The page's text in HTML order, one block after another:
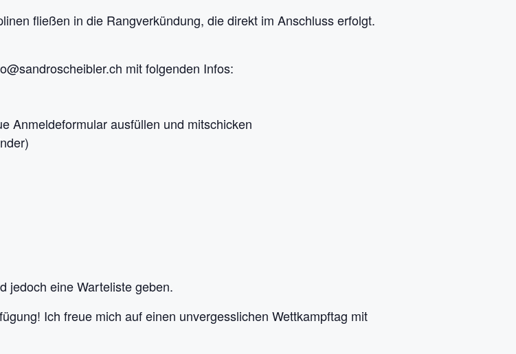
fließen in die Rangverkündung, die direkt im Anschluss erfolgt.
mit folgenden Infos:
Anmeldeformular ausfüllen und mitschicken
jedoch eine Warteliste geben.
Ich freue mich auf einen unvergesslichen Wettkampftag mit